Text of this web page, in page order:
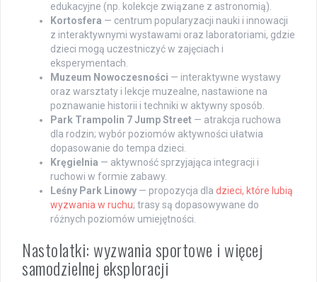
edukacyjne (np. kolekcje związane z astronomią).
Kortosfera — centrum popularyzacji nauki i innowacji
z interaktywnymi wystawami oraz laboratoriami, gdzie
dzieci mogą uczestniczyć w zajęciach i
eksperymentach.
Muzeum Nowoczesności — interaktywne wystawy
oraz warsztaty i lekcje muzealne, nastawione na
poznawanie historii i techniki w aktywny sposób.
Park Trampolin 7 Jump Street — atrakcja ruchowa
dla rodzin; wybór poziomów aktywności ułatwia
dopasowanie do tempa dzieci.
Kręgielnia — aktywność sprzyjająca integracji i
ruchowi w formie zabawy.
Leśny Park Linowy — propozycja dla dzieci, które lubią
wyzwania w ruchu; trasy są dopasowywane do
różnych poziomów umiejętności.
Nastolatki: wyzwania sportowe i więcej
samodzielnej eksploracji